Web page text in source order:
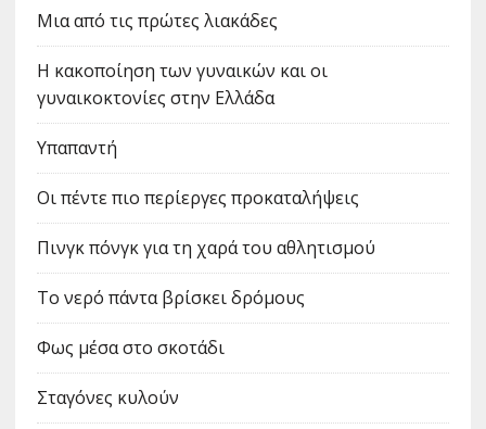
Μια από τις πρώτες λιακάδες
Η κακοποίηση των γυναικών και οι
γυναικοκτονίες στην Ελλάδα
Υπαπαντή
Οι πέντε πιο περίεργες προκαταλήψεις
Πινγκ πόνγκ για τη χαρά του αθλητισμού
Το νερό πάντα βρίσκει δρόμους
Φως μέσα στο σκοτάδι
Σταγόνες κυλούν